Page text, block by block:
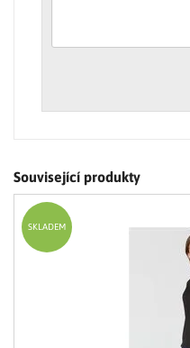
Související produkty
SKLADEM